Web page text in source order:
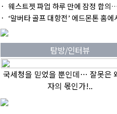
웨스트젯 파업 하루 만에 잠정 합의
‘알버타 골프 대항전’ 에드몬톤 홈에
탐방/인터뷰
국세청을 믿었을 뿐인데… 잘못은
자의 몫인가!..